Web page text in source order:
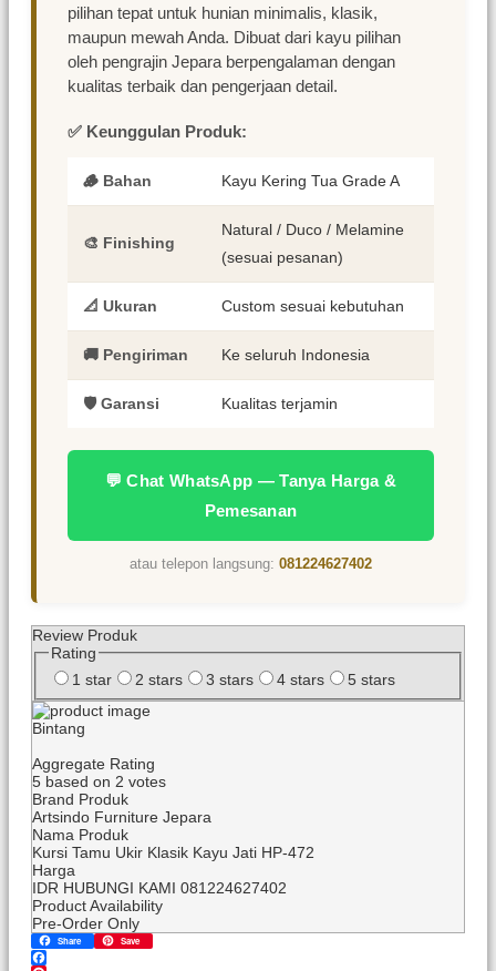
pilihan tepat untuk hunian minimalis, klasik,
maupun mewah Anda. Dibuat dari kayu pilihan
oleh pengrajin Jepara berpengalaman dengan
kualitas terbaik dan pengerjaan detail.
✅ Keunggulan Produk:
🪵 Bahan Kayu Kering Tua Grade A
🎨 Finishing
Natural / Duco / Melamine
(sesuai pesanan)
📐 Ukuran Custom sesuai kebutuhan
🚚 Pengiriman Ke seluruh Indonesia
🛡️ Garansi Kualitas terjamin
💬 Chat WhatsApp — Tanya Harga &
Pemesanan
atau telepon langsung: 081224627402
Review Produk
Rating
1 star
2 stars 3 stars 4 stars 5 stars
Bintang
Aggregate Rating
5 based on 2 votes
Brand Produk
Artsindo Furniture Jepara
Nama Produk
Kursi Tamu Ukir Klasik Kayu Jati HP-472
Harga
IDR HUBUNGI KAMI 081224627402
Product Availability
Pre-Order Only
Share Save